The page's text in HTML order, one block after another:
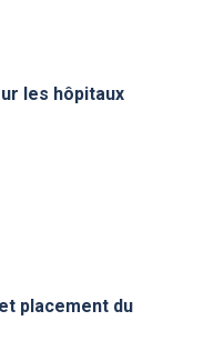
les hôpitaux
placement du